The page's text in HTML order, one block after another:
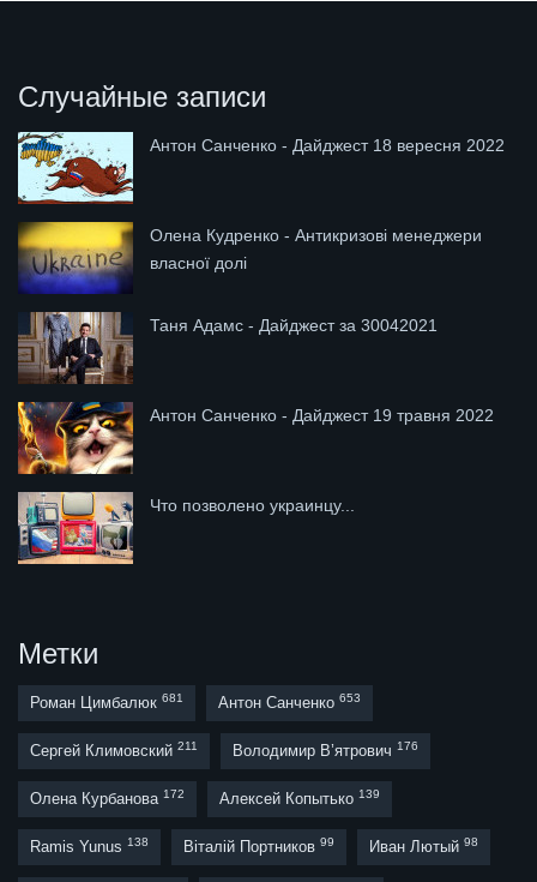
Случайные записи
Антон Санченко - Дайджест 18 вересня 2022
Олена Кудренко - Антикризові менеджери
власної долі
Таня Адамс - Дайджест за 30042021
Антон Санченко - Дайджест 19 травня 2022
Что позволено украинцу...
Метки
Роман Цимбалюк 681 Антон Санченко 653
Сергей Климовский 211 Володимир В’ятрович 176
Олена Курбанова 172 Алексей Копытько 139
Ramis Yunus 138 Віталій Портников 99 Иван Лютый 98